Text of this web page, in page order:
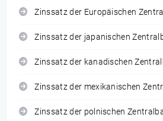
Zinssatz der Europäischen
Zinssatz der japanischen
Zinssatz der kanadischen
Zinssatz der mexikanischen
Zinssatz der polnischen